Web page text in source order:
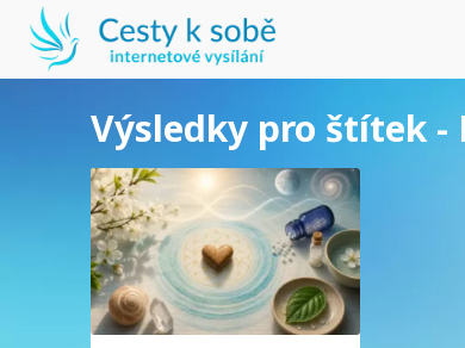
Výsledky pro štítek -